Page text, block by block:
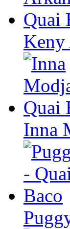
Keny
Inna